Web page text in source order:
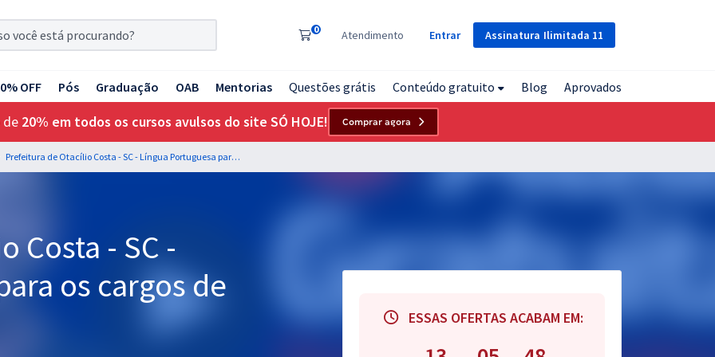
Assinatura Ilimitada 11
0 Atendimento Entrar
OFF Pós Graduação OAB Mentorias Questões grátis Conteúdo gratuito Blog Aprovados
de 20% em todos os cursos avulsos do site SÓ HOJE! Comprar agora
Prefeitura de Otacílio Costa - SC - Língua Portuguesa para os cargos de Nível Superior
Costa - SC -
os cargos de
ESSAS OFERTAS ACABAM EM: